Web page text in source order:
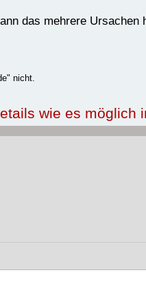
das mehrere Ursachen
nicht.
wie es möglich